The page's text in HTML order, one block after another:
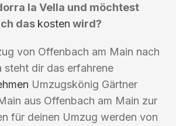
la Vella und möchtest
das kosten wird?
von Offenbach am Main nach
steht dir das erfahrene
Umzugskönig Gärtner
aus Offenbach am Main zur
für deinen Umzug werden von